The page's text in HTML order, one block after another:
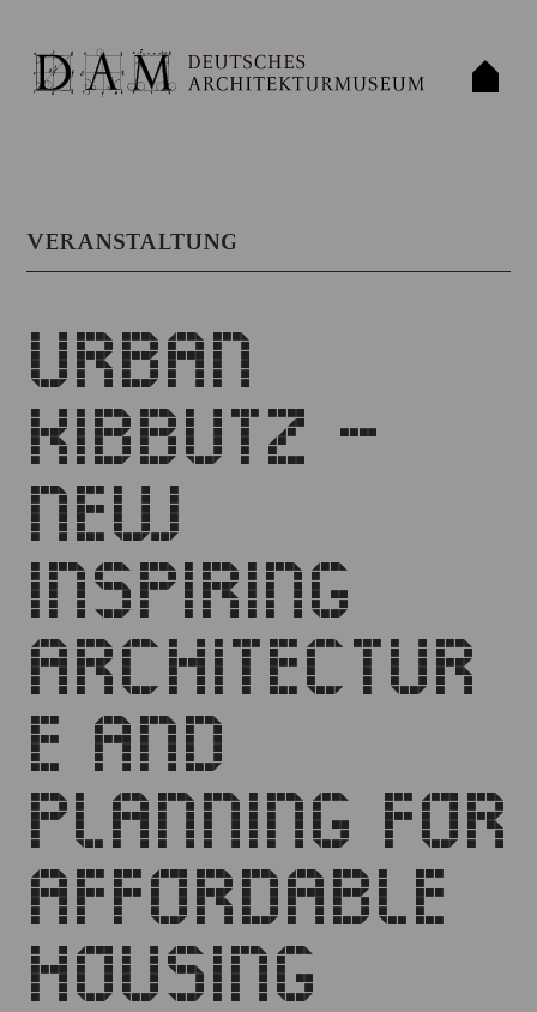
VERANSTALTUNG
URBAN
KIBBUTZ –
NEW
INSPIRING
ARCHITECTUR
E AND
PLANNING FOR
AFFORDABLE
HOUSING